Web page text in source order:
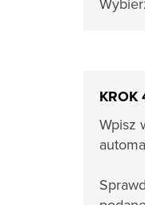
KROK
Wpisz